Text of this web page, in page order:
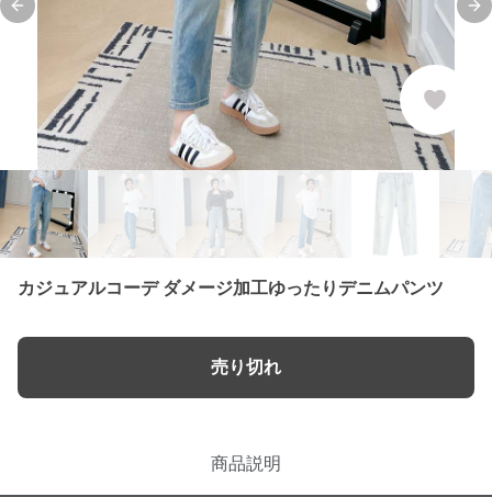
Previous slide
カジュアルコーデ ダメージ加工ゆったりデニムパンツ
売り切れ
商品説明